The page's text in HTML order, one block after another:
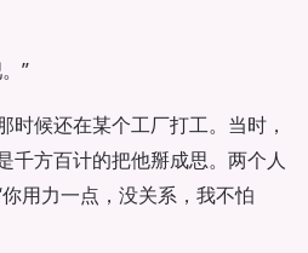
”
时候还在某个工厂打工。当时，
千方百计的把他掰成思。两个人
用力一点，没关系，我不怕